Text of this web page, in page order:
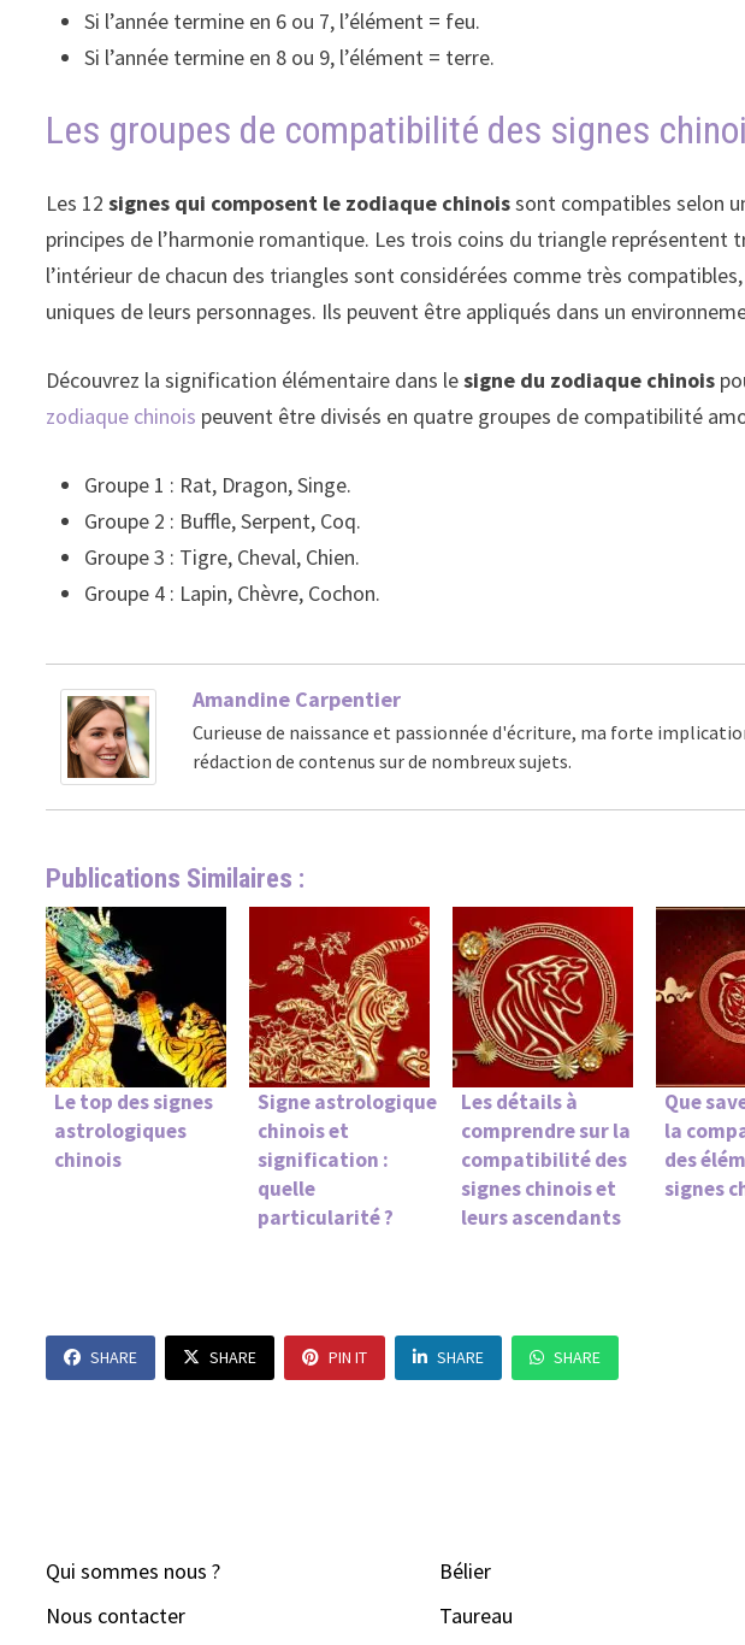
Si l’année termine en 6 ou 7, l’élément = feu.
Si l’année termine en 8 ou 9, l’élément = terre.
Les groupes de compatibilité des signes
Les 12signes qui composent le zodiaque chinoissont compatibles selon
principes de l’harmonie romantique. Les trois coins du triangle représentent
l’intérieur de chacun des triangles sont considérées comme très
uniques de leurs personnages. Ils peuvent être appliqués dans un
Découvrez la signification élémentaire dans lesigne du zodiaque chinois
zodiaque chinois peuvent être divisés en quatre groupes de compatibilité
Groupe 1 : Rat, Dragon, Singe.
Groupe 2 : Buffle, Serpent, Coq.
Groupe 3 : Tigre, Cheval, Chien.
Groupe 4 : Lapin, Chèvre, Cochon.
Amandine Carpentier
Curieuse de naissance et passionnée d'écriture, ma forte
rédaction de contenus sur de nombreux sujets.
Publications Similaires :
Le top des signes
astrologiques
chinois
Signe astrologique
chinois et
signification :
quelle
particularité ?
Les détails à
comprendre sur la
compatibilité des
signes chinois et
leurs ascendants
Que
la
des
signes
SHARE SHARE PIN IT SHARE SHARE
Qui sommes nous ?
Nous contacter
Bélier
Taureau